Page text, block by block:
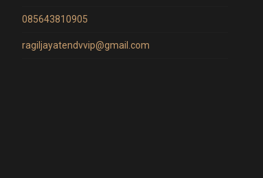
085643810905
ragiljayatendvvip@gmail.com